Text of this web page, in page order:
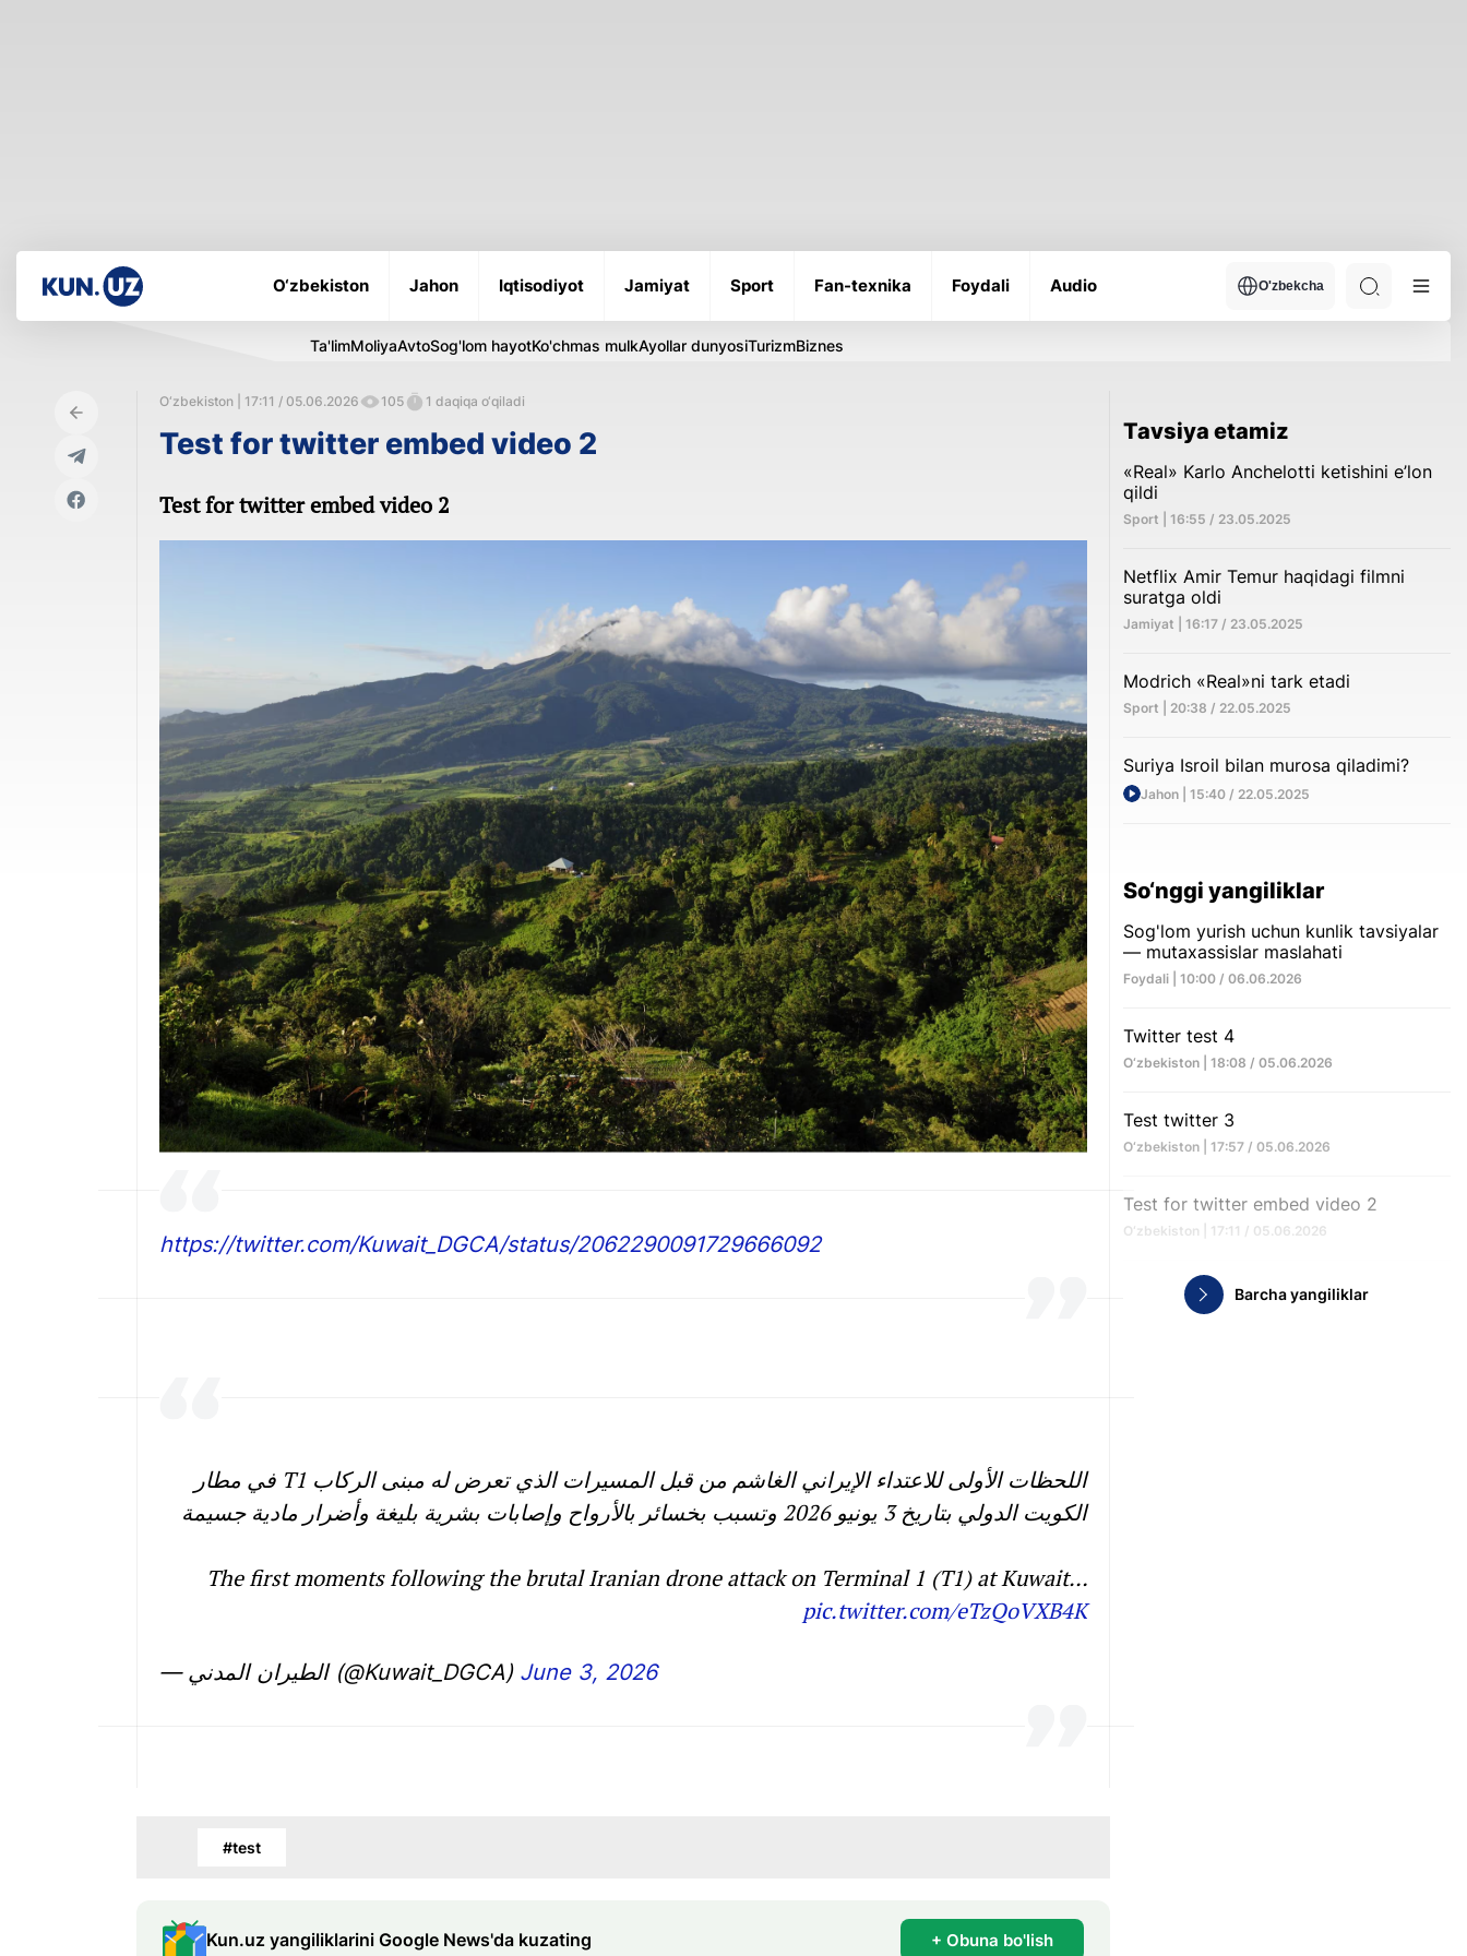
O‘zbekiston Jahon Iqtisodiyot Jamiyat Sport Fan-texnika Foydali Audio O'zbekcha
Ta'limMoliyaAvtoSog'lom hayotKo'chmas mulkAyollar dunyosiTurizmBiznes
O‘zbekiston | 17:11 / 05.06.2026 105 1 daqiqa o‘qiladi
Test for twitter embed video 2
Test for twitter embed video 2
https://twitter.com/Kuwait_DGCA/status/2062290091729666092
اللحظات الأولى للاعتداء الإيراني الغاشم من قبل المسيرات الذي تعرض له مبنى الركاب T1 في مطار
الكويت الدولي بتاريخ 3 يونيو 2026 وتسبب بخسائر بالأرواح وإصابات بشرية بليغة وأضرار مادية جسيمة
The first moments following the brutal Iranian drone attack on Terminal 1 (T1) at Kuwait…
pic.twitter.com/eTzQoVXB4K
— الطيران المدني (@Kuwait_DGCA) June 3, 2026
#test
Kun.uz yangiliklarini Google News'da kuzating + Obuna bo'lish
Tavsiya etamiz
«Real» Karlo Anchelotti ketishini e’lon
qildi
Sport | 16:55 / 23.05.2025
Netflix Amir Temur haqidagi filmni
suratga oldi
Jamiyat | 16:17 / 23.05.2025
Modrich «Real»ni tark etadi
Sport | 20:38 / 22.05.2025
Suriya Isroil bilan murosa qiladimi?
Jahon | 15:40 / 22.05.2025
So‘nggi yangiliklar
Sog'lom yurish uchun kunlik tavsiyalar
— mutaxassislar maslahati
Foydali | 10:00 / 06.06.2026
Twitter test 4
O‘zbekiston | 18:08 / 05.06.2026
Test twitter 3
O‘zbekiston | 17:57 / 05.06.2026
Test for twitter embed video 2
O‘zbekiston | 17:11 / 05.06.2026
Barcha yangiliklar